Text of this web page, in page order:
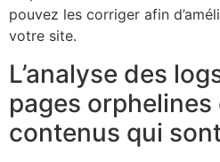
pouvez les corriger afin
votre site.
L’analyse des
pages orphelines
contenus qui